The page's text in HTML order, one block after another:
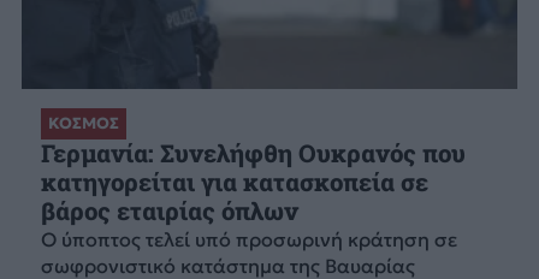
ΚΟΣΜΟΣ
Γερμανία: Συνελήφθη Ουκρανός που
κατηγορείται για κατασκοπεία σε
βάρος εταιρίας όπλων
Ο ύποπτος τελεί υπό προσωρινή κράτηση σε
σωφρονιστικό κατάστημα της Βαυαρίας